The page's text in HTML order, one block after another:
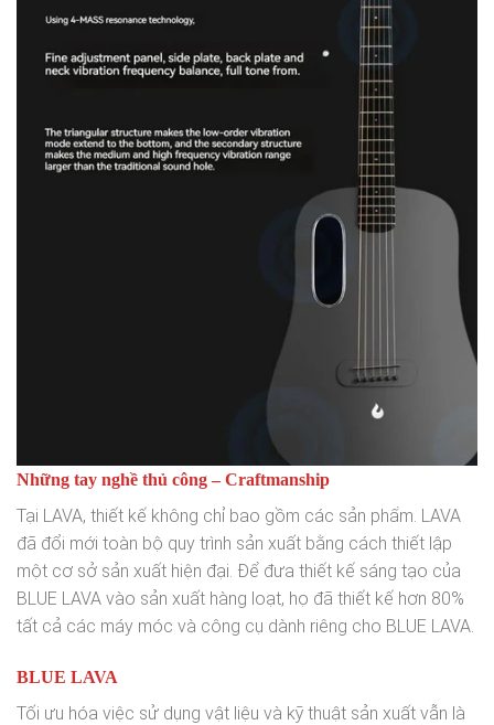
Những tay nghề thủ công – Craftmanship
Tại LAVA, thiết kế không chỉ bao gồm các sản phẩm. LAVA
đã đổi mới toàn bộ quy trình sản xuất bằng cách thiết lập
một cơ sở sản xuất hiện đại. Để đưa thiết kế sáng tạo của
BLUE LAVA vào sản xuất hàng loạt, họ đã thiết kế hơn 80%
tất cả các máy móc và công cụ dành riêng cho BLUE LAVA.
BLUE LAVA
Tối ưu hóa việc sử dụng vật liệu và kỹ thuật sản xuất vẫn là